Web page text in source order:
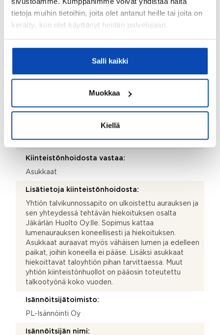
tietoja muihin tietoihin, joita olet antanut heille tai joita on
kerätty, kun olet käyttänyt heidän palvelujaan.
Salli kaikki
Muokkaa
Kiellä
Hyvä
Asunto Oy Varsojanpuisto
Taloyhtiön Y-tunnus:
0143655-1
853-87-32-5
Kiinteistönhoidosta vastaa:
Asukkaat
Lisätietoja kiinteistönhoidosta:
Yhtiön talvikunnossapito on ulkoistettu aurauksen ja
sen yhteydessä tehtävän hiekoituksen osalta
Jäkärlän Huolto Oy:lle. Sopimus kattaa
lumenaurauksen koneellisesti ja hiekoituksen.
Asukkaat auraavat myös vähäisen lumen ja edelleen
paikat, joihin koneella ei pääse. Lisäksi asukkaat
hiekoittavat taloyhtiön pihan tarvittaessa. Muut
yhtiön kiinteistönhuollot on pääosin toteutettu
talkootyönä koko vuoden.
Isännöitsijätoimisto:
PL-Isännöinti Oy
Isännöitsijän nimi: